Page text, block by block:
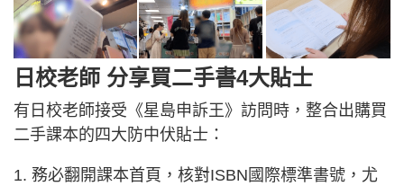
日校老師 分享買二手書4大貼士
有日校老師接受《星島申訴王》訪問時，整合出購買
二手課本的四大防中伏貼士：
1. 務必翻開課本首頁，核對ISBN國際標準書號，尤